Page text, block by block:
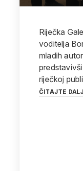
Riječka
voditelja
mladih
riječkoj
ČITAJTE